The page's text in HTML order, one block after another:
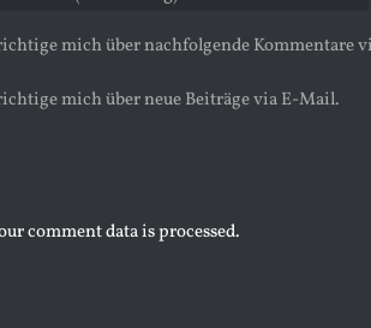
mich über nachfolgende Kommentare
mich über neue Beiträge via E-Mail.
comment data is processed.